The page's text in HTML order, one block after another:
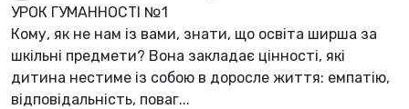
УРОК ГУМАННОСТІ №1
Кому, як не нам із вами, знати, що освіта ширша за
шкільні предмети? Вона закладає цінності, які
дитина нестиме із собою в доросле життя: емпатію,
відповідальність, поваг...